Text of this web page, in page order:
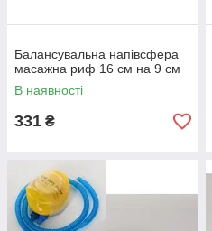
Балансувальна напівсфера
масажна риф 16 см на 9 см
В наявності
331 ₴